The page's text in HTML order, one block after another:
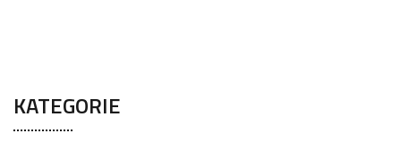
KATEGORIE